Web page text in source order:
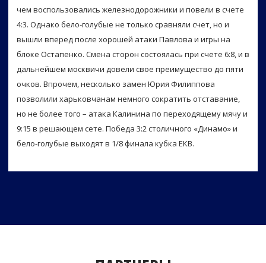
чем воспользовались железнодорожники и повели в счете
4:3. Однако бело-голубые не только сравняли счет, но и
вышли вперед после хорошей атаки Павлова и игры на
блоке Остапенко. Смена сторон состоялась при счете 6:8, и в
дальнейшем москвичи довели свое преимущество до пяти
очков. Впрочем, несколько замен Юрия Филиппова
позволили харьковчанам немного сократить отставание,
но не более того – атака Калинина по переходящему мячу и
9:15 в решающем сете. Победа 3:2 столичного «Динамо» и
бело-голубые выходят в 1/8 финала кубка ЕКВ.